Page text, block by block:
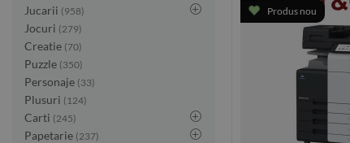
Jucarii (958)
Jocuri (279)
Creatie (70)
Puzzle (350)
Personaje (33)
Plusuri (124)
Carti (245)
Papetarie (237)
Produs nou